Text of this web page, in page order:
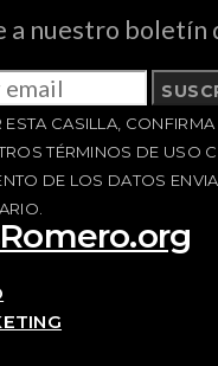
a nuestro boletín
ESTA CASILLA,
TÉRMINOS DE USO
DE LOS DATOS